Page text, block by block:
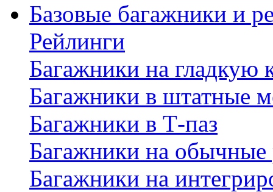
Базовые багажники и
Рейлинги
Багажники на гладкую
Багажники в штатные
Багажники в Т-паз
Багажники на обычные
Багажники на